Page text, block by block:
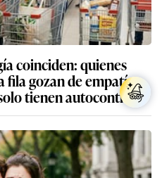
coinciden: quienes
fila gozan de empatía
tienen autocontrol